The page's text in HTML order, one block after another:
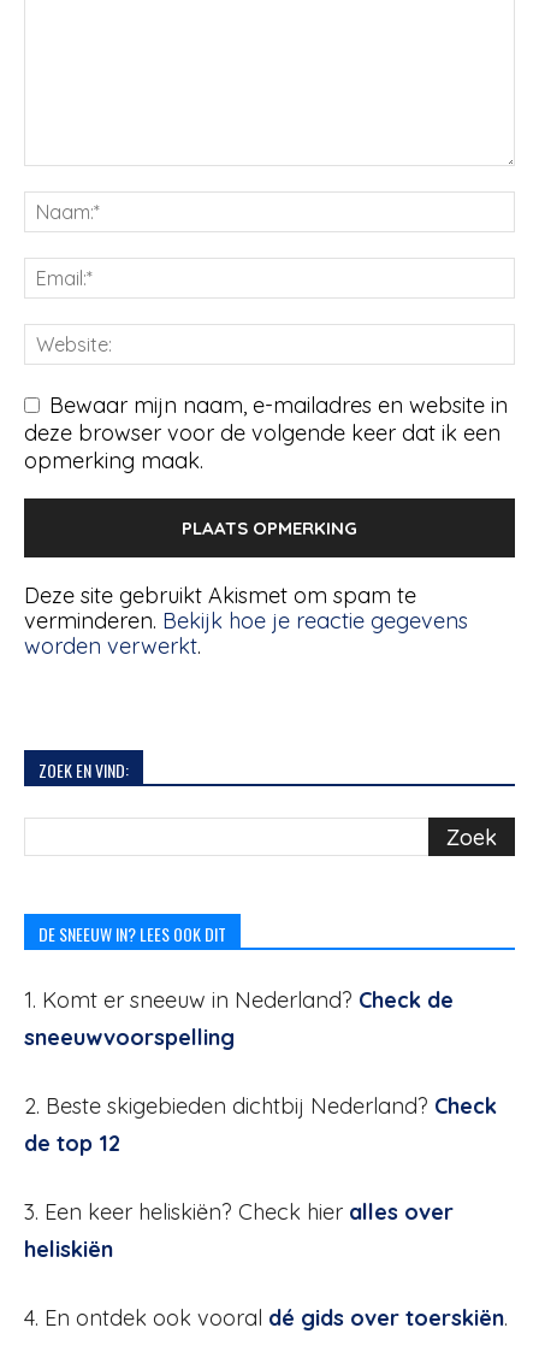
Bewaar mijn naam, e-mailadres en website in
deze browser voor de volgende keer dat ik een
opmerking maak.
Deze site gebruikt Akismet om spam te
verminderen. Bekijk hoe je reactie gegevens
worden verwerkt.
ZOEK EN VIND:
DE SNEEUW IN? LEES OOK DIT
1. Komt er sneeuw in Nederland? Check de
sneeuwvoorspelling
2. Beste skigebieden dichtbij Nederland? Check
de top 12
3. Een keer heliskiën? Check hier alles over
heliskiën
4. En ontdek ook vooral dé gids over toerskiën.